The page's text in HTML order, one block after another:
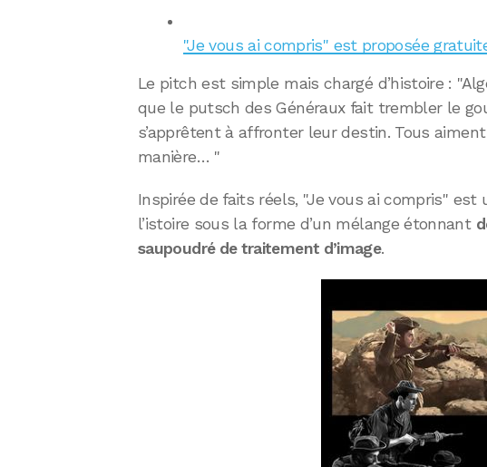
"Je vous ai compris" est proposée
Le pitch est simple mais chargé d’histoire :
que le putsch des Généraux fait trembler le
s’apprêtent à affronter leur destin. Tous
manière… "
Inspirée de faits réels, "Je vous ai compris" est
l’istoire sous la forme d’un mélange étonnant
saupoudré de traitement d’image.